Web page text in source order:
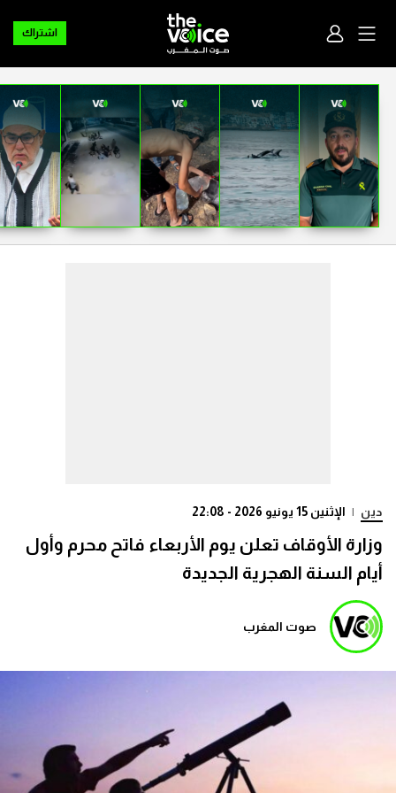
اشتراك
دين | الإثنين 15 يونيو 2026 - 22:08
وزارة الأوقاف تعلن يوم الأربعاء فاتح محرم وأول
أيام السنة الهجرية الجديدة
صوت المغرب